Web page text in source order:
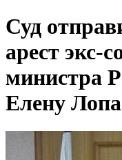
Суд
арест экс-
министра
Елену